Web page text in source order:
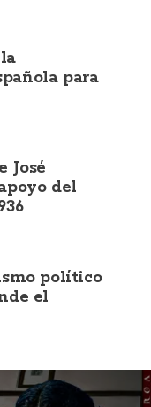
para
José
del
político
el